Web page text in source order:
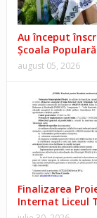
Au început
Școala
august 05, 2026
Finalizarea
Internat Liceul